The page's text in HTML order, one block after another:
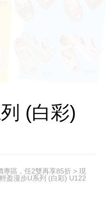
(白彩)
專區，任2雙再享85折> 現
盈漫步U系列 (白彩) U122